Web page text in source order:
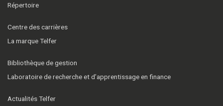
Répertoire
Centre des carrières
La marque Telfer
Bibliothèque de gestion
Laboratoire de recherche et d’apprentissage en finance
Actualités Telfer